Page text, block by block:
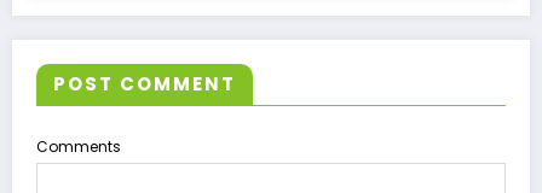
POST COMMENT
Comments